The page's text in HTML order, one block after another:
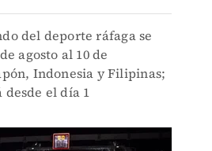
del deporte ráfaga se
agosto al 10 de
Indonesia y Filipinas;
el día 1